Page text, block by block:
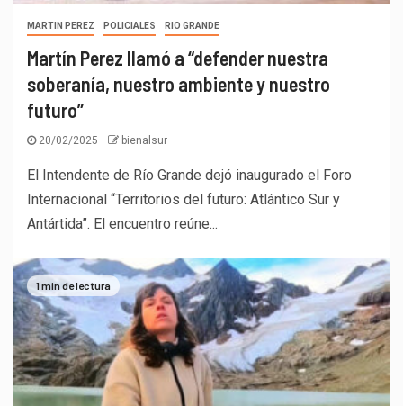
MARTIN PEREZ POLICIALES RIO GRANDE
Martín Perez llamó a “defender nuestra
soberanía, nuestro ambiente y nuestro
futuro”
20/02/2025 bienalsur
El Intendente de Río Grande dejó inaugurado el Foro
Internacional “Territorios del futuro: Atlántico Sur y
Antártida”. El encuentro reúne...
1 min de lectura